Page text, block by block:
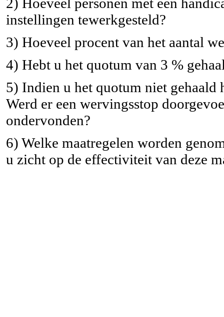
instellingen tewerkgesteld?
3) Hoeveel procent van het aantal
4) Hebt u het quotum van 3 %
5) Indien u het quotum niet gehaald
Werd er een wervingsstop
ondervonden?
6) Welke maatregelen worden
u zicht op de effectiviteit van deze